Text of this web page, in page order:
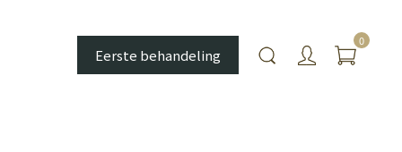
Eerste behandeling
0